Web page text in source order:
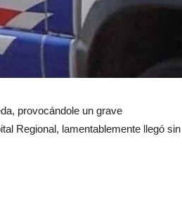
provocándole un grave
Regional, lamentablemente llegó sin